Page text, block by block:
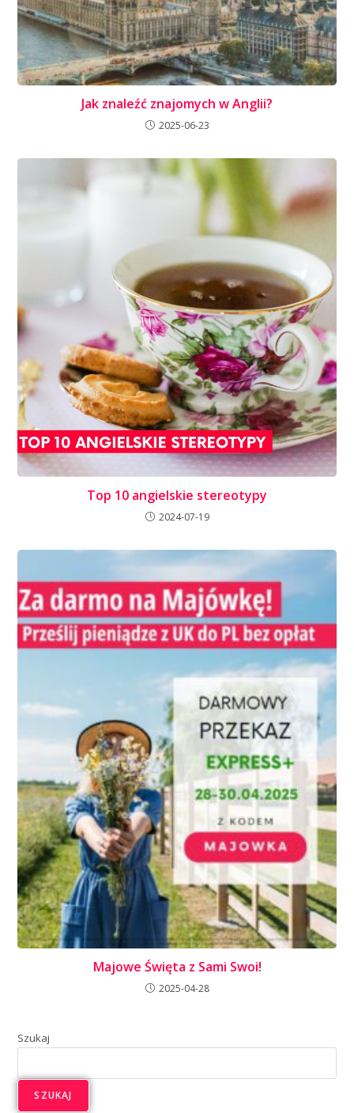
Jak znaleźć znajomych w Anglii?
2025-06-23
Top 10 angielskie stereotypy
2024-07-19
Majowe Święta z Sami Swoi!
2025-04-28
Szukaj
SZUKAJ